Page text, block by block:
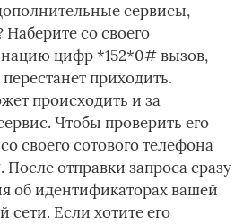
сервисы,
со своего
цифр *152*0# вызов,
приходить.
происходить и за
Чтобы проверить его
своего сотового телефона
отправки запроса сразу
об идентификаторах вашей
сети. Если хотите его